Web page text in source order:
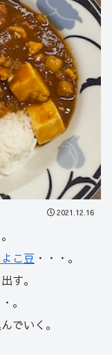
2021.12.16
こ豆 ・・・。
す。
。
でいく。